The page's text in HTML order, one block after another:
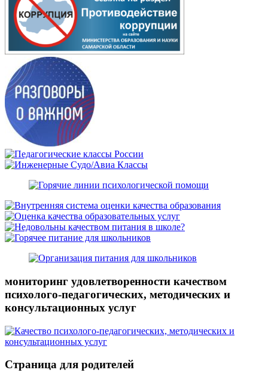
мониторинг удовлетворенности качеством
психолого-педагогических, методических и
консультационных услуг
Страница для родителей